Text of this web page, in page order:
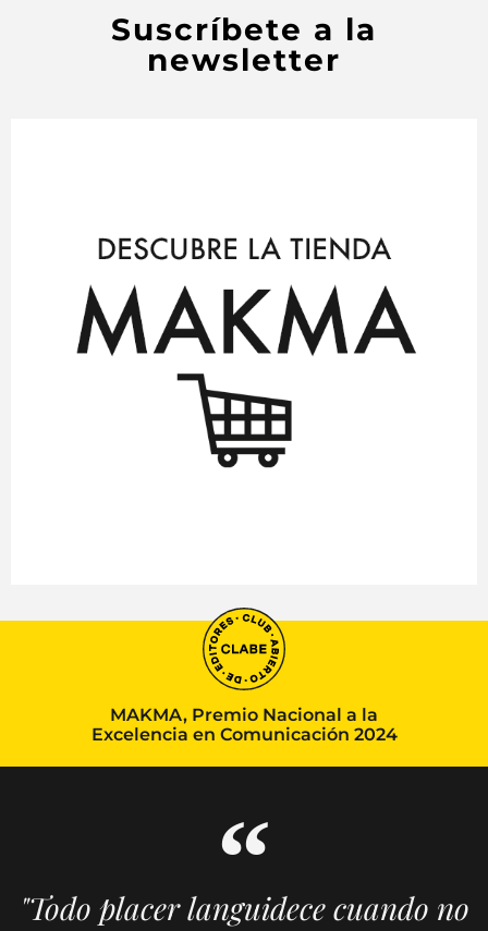
Suscríbete a la
newsletter
MAKMA, Premio Nacional a la
Excelencia en Comunicación 2024
"Todo placer languidece cuando no